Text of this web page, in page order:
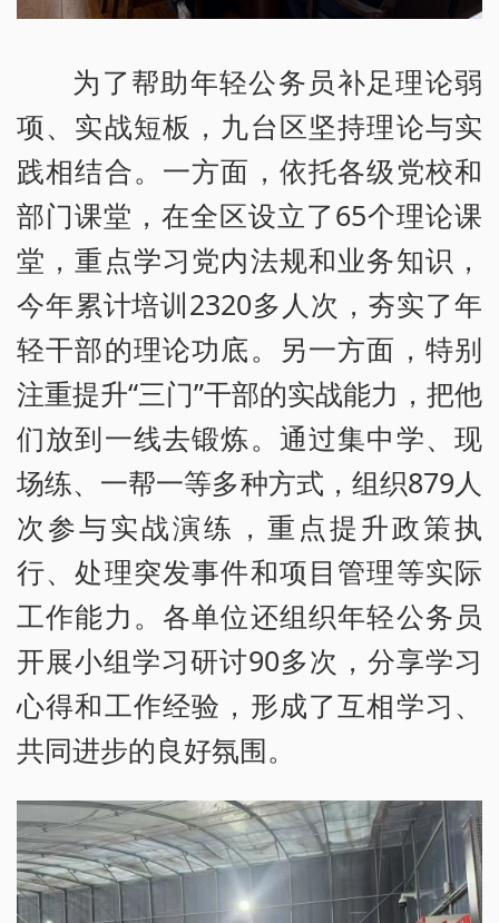
为了帮助年轻公务员补足理论弱
项、实战短板，九台区坚持理论与实
践相结合。一方面，依托各级党校和
部门课堂，在全区设立了65个理论课
堂，重点学习党内法规和业务知识，
今年累计培训2320多人次，夯实了年
轻干部的理论功底。另一方面，特别
注重提升“三门”干部的实战能力，把他
们放到一线去锻炼。通过集中学、现
场练、一帮一等多种方式，组织879人
次参与实战演练，重点提升政策执
行、处理突发事件和项目管理等实际
工作能力。各单位还组织年轻公务员
开展小组学习研讨90多次，分享学习
心得和工作经验，形成了互相学习、
共同进步的良好氛围。